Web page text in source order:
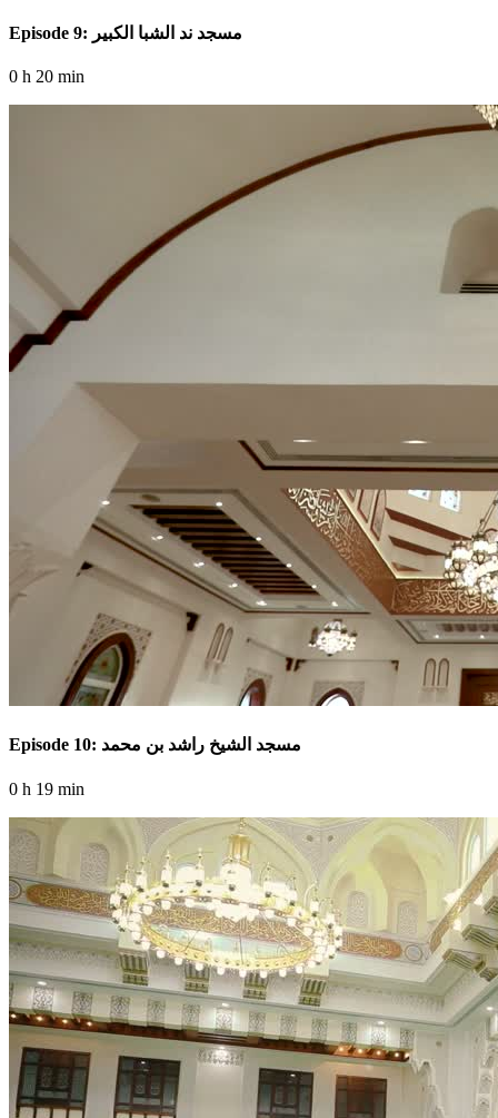
Episode 9: مسجد ند الشبا الكبير
0 h 20 min
Episode 10: مسجد الشيخ راشد بن محمد
0 h 19 min